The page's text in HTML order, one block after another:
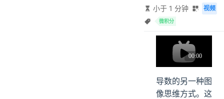
小于 1 分钟
视频
微积分
导数的另一种图
像思维方式。这